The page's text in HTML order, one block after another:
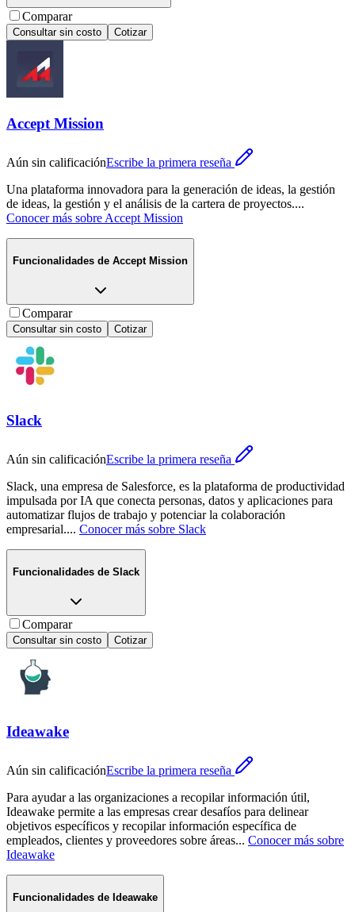
Comparar
Consultar sin costo Cotizar
Accept Mission
Aún sin calificaciónEscribe la primera reseña
Una plataforma innovadora para la generación de ideas, la gestión
de ideas, la gestión y el análisis de la cartera de proyectos....
Conocer más sobre Accept Mission
Funcionalidades de Accept Mission
Comparar
Consultar sin costo Cotizar
Slack
Aún sin calificaciónEscribe la primera reseña
Slack, una empresa de Salesforce, es la plataforma de productividad
impulsada por IA que conecta personas, datos y aplicaciones para
automatizar flujos de trabajo y potenciar la colaboración
empresarial.... Conocer más sobre Slack
Funcionalidades de Slack
Comparar
Consultar sin costo Cotizar
Ideawake
Aún sin calificaciónEscribe la primera reseña
Para ayudar a las organizaciones a recopilar información útil,
Ideawake permite a las empresas crear desafíos para delinear
objetivos específicos y recopilar información específica de
empleados, clientes y proveedores sobre áreas... Conocer más sobre
Ideawake
Funcionalidades de Ideawake